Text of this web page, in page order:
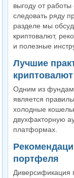
выгоду от
следовать ряду
разделе мы
криптовалют,
и полезные
Лучшие
криптовалют
Одним из
является
холодные
двухфакторную
платформах.
портфеля
Диверсификация